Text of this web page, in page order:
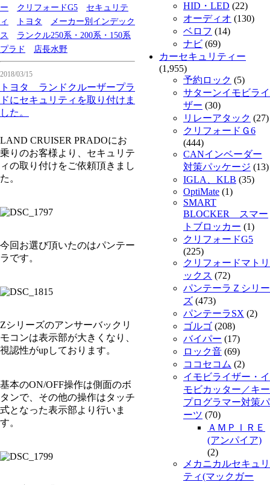
ー
クリフォードG5
セキュリテ
ィ
トヨタ
メーカー別インデック
ス
ランクル250系・200系・150系
プラド
店長水野
2018/03/15
トヨタ ランドクルーザープラ
ドにセキュリティを取り付けま
した。
LAND CRUISER PRADOにお
乗りのお客様より、セキュリテ
ィの取り付けをご依頼頂きまし
た。
今回お選び頂いたのはパンテー
ラです。
Zシリーズのアンサーバックリ
モコンは表示部が大きくなり、
視認性がupしております。
基本のON/OFF操作は側面のボ
タンで、その他の操作はタッチ
式となった表示部より行いま
す。
HID・LED (22)
オーディオ (130)
ベロフ (14)
ナビ (69)
カーセキュリティー
(1,955)
予約ロック (5)
サターンイモビライ
ザー (30)
リレーアタック (27)
クリフォードＧ6
(444)
CANインベーダー
対策パッケージ (13)
IGLA、KLB (35)
OptiMate (1)
SMART
BLOCKER スマー
トブロッカー (1)
クリフォードG5
(225)
クリフォードマトリ
ックス (72)
パンテーラＺシリー
ズ (473)
パンテーラSX (2)
ゴルゴ (208)
バイパー (17)
ロック音 (69)
ココセコム (2)
イモビライザー・イ
モビカッター／キー
プログラマー対策パ
ーツ (70)
ＡＭＰＩＲＥ
(アンパイア)
(2)
メカニカルセキュリ
ティ(マックガー